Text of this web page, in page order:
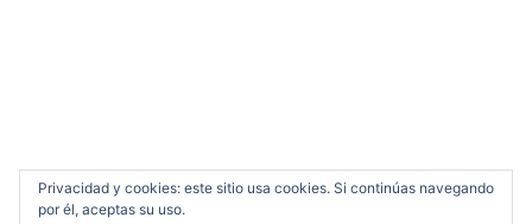
Privacidad y cookies: este sitio usa cookies. Si continúas navegando
por él, aceptas su uso.